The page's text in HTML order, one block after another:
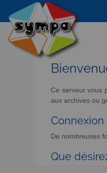
Ce serveur vous
aux archives ou
Connexion
De nombreuses
Que